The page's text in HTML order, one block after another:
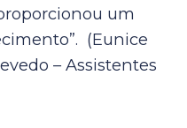
um
(Eunice
– Assistentes